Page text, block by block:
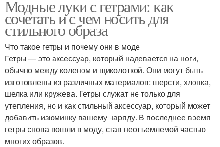
Модные луки с гетрами: как
сочетать и с чем носить для
стильного образа
Что такое гетры и почему они в моде
Гетры — это аксессуар, который надевается на ноги,
обычно между коленом и щиколоткой. Они могут быть
изготовлены из различных материалов: шерсти, хлопка,
шелка или кружева. Гетры служат не только для
утепления, но и как стильный аксессуар, который может
добавить изюминку вашему наряду. В последнее время
гетры снова вошли в моду, став неотъемлемой частью
многих образов.